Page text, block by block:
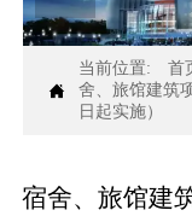

当前位置: 首
舍、旅馆建筑
日起实施）
宿舍、旅馆建